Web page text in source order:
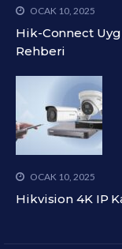
OCAK 10, 2025
Hik-Connect
Rehberi
OCAK 10, 2025
Hikvision 4K IP